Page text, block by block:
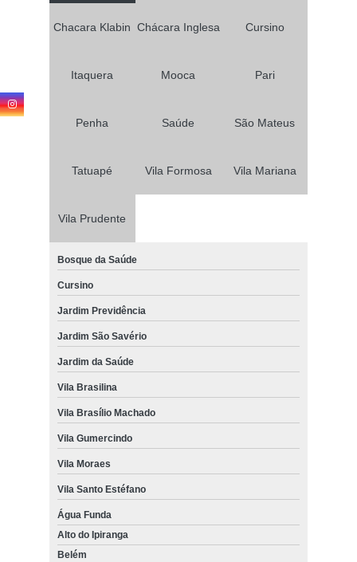
Chacara Klabin Chácara Inglesa Cursino
Itaquera Mooca Pari
Penha Saúde São Mateus
Tatuapé Vila Formosa Vila Mariana
Vila Prudente
Bosque da Saúde
Cursino
Jardim Previdência
Jardim São Savério
Jardim da Saúde
Vila Brasilina
Vila Brasílio Machado
Vila Gumercindo
Vila Moraes
Vila Santo Estéfano
Água Funda
Alto do Ipiranga
Belém